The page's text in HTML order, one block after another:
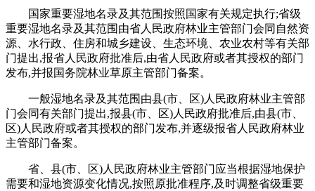
国家重要湿地名录及其范围按照国家有关规定执行;省级
重要湿地名录及其范围由省人民政府林业主管部门会同自然资
源、水行政、住房和城乡建设、生态环境、农业农村等有关部
门提出,报省人民政府批准后,由省人民政府或者其授权的部门
发布,并报国务院林业草原主管部门备案。
一般湿地名录及其范围由县(市、区)人民政府林业主管部
门会同有关部门提出,报县(市、区)人民政府批准后,由县(市、
区)人民政府或者其授权的部门发布,并逐级报省人民政府林业
主管部门备案。
省、县(市、区)人民政府林业主管部门应当根据湿地保护
需要和湿地资源变化情况,按照原批准程序,及时调整省级重要